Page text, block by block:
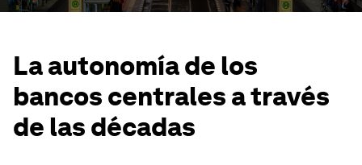
La autonomía de los
bancos centrales a través
de las décadas